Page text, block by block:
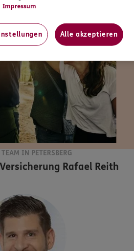
IN PETERSBERG
Versicherung Rafael Reith
Impressum
Alle akzeptieren